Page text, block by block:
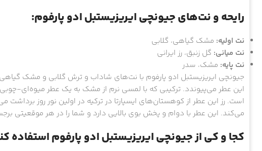
رایحه و نت‌های جیونچی ایریزیستبل ادو پارفوم:
نت اولیه: مشک گیاهی، گلابی
نت میانی: گل زنبق، رز ایرانی
نت پایه: مشک، سدر
جیونچی ایریزیستبل ادو پارفوم با نت‌های شاداب و ترش گلابی و مشک
این عطر می‌پیوندد. ترکیبی که با لمسی نرم از مشک به یک عطر میوه‌ای-
است. رز این عطر از کوهستان‌های ایسپارتا در ترکیه در اولین نور روز
می‌کند. این عطر با دوام و پخش بوی بالایی دارد و شما را در هر موقعیتی
کجا و کی از جیونچی ایریزیستبل ادو پارفوم استفاده